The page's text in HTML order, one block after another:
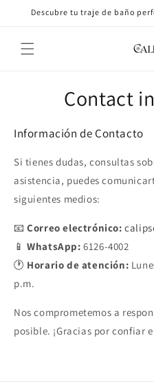
Skip to
Descubre tu traje de baño
Contact
Información de Contacto
Si tienes dudas, consultas
asistencia, puedes
siguientes medios:
📧Correo electrónico:
📱WhatsApp: 6126-4002
🕐 Horario de atención:
p.m.
Nos comprometemos a
posible. ¡Gracias por confiar